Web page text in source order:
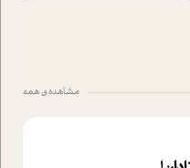
مشاهده ی همه